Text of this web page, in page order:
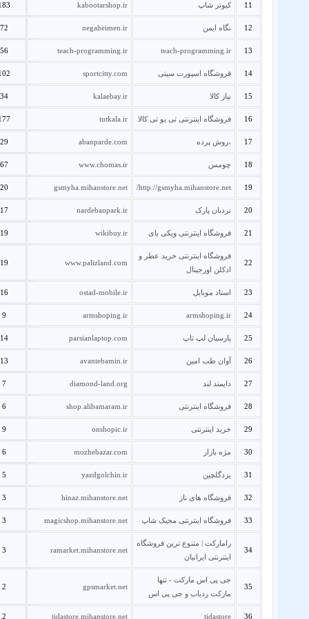
11 کبوتر شاپ kabootarshop.ir
12 نگاه ایمن negaheimen.ir
72
13
teach-programming.ir
teach-programming.ir
56
14 فروشگاه اسپورت سیتی sportcitty.com
15 نیاز کالا kalaebay.ir
34
16 فروشگاه اینترنتی تی یو تی کالا tutkala.ir
17 ،روش پرده abanparde.com
29
18 چومس www.chomas.ir
67
19
http://gsmyha.mihanstore.net/
gsmyha.mihanstore.net
20
20 نردبان پارک nardebanpark.ir
17
21 فروشگاه اینترنتی ویکی بای wikibuy.ir
19
22
فروشگاه اینترنتی خرید عطر و
ادکلن اورجینال
www.palizland.com
19
23 استاد موبایل ostad-mobile.ir
16
24
armshoping.ir
armshoping.ir
9
25 پارسیان لپ تاپ parsianlaptop.com
14
26 آوان طب امین avantebamin.ir
13
27 دایمند لند diamond-land.org
7
28 فروشگاه اینترنتی shop.alibamaram.ir
6
29 خرید اینترنتی onshopic.ir
9
30 مژه بازار mozhebazar.com
6
31 یزدگلچین yazdgolchin.ir
5
32 فروشگاه های ناز hinaz.mihanstore.net
3
33 فروشگاه اینترنتی مجیک شاپ magicshop.mihanstore.net
3
34
رامارکت | متنوع ترین فروشگاه
اینترنتی ایرانیان
ramarket.mihanstore.net
3
35
جی پی اس مارکت - تنها
مارکت ردیاب و جی پی اس
gpsmarket.net
2
36
tidastore
tidastore.mihanstore.net
2